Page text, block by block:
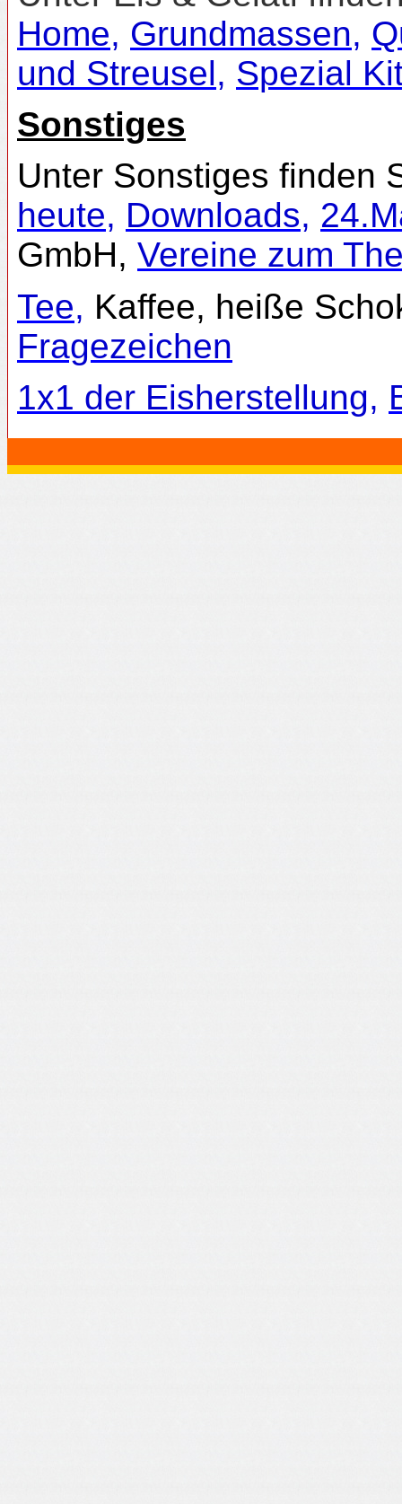
Home, Grundmassen,
und Streusel, Spezial
Sonstiges
Unter Sonstiges finden
heute, Downloads,
GmbH, Vereine zum
Tee, Kaffee, heiße
Fragezeichen
1x1 der Eisherstellung,